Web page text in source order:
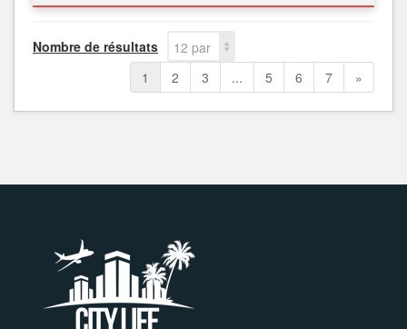
Nombre de résultats
12 par
page
1 2 3 ... 5 6 7 »